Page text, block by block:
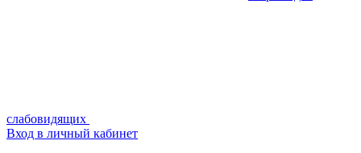
слабовидящих
Вход в личный кабинет